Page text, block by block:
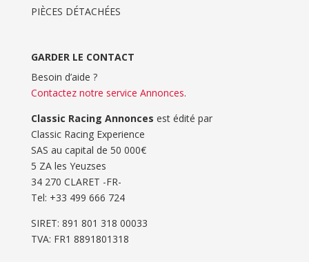
PIÈCES DÉTACHÉES
GARDER LE CONTACT
Besoin d’aide ?
Contactez notre service Annonces.
Classic Racing Annonces est édité par
Classic Racing Experience
SAS au capital de 50 000€
5 ZA les Yeuzses
34 270 CLARET -FR-
Tel: ‭+33 499 666 724‬
SIRET: 891 801 318 00033
TVA: FR1 8891801318